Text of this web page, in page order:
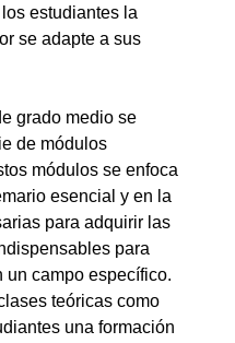
estudiantes la
se adapte a sus
grado medio se
de módulos
módulos se enfoca
esencial y en la
para adquirir las
para
un campo específico.
teóricas como
una formación